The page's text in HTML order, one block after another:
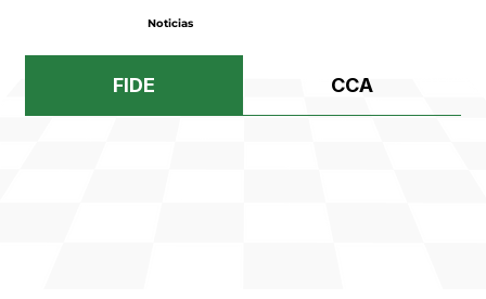
Noticias
FIDE CCA